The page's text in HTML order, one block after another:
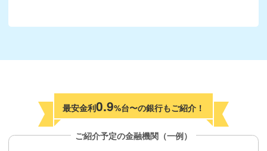
最安金利0.9%台〜の銀行もご紹介！
ご紹介予定の金融機関（一例）